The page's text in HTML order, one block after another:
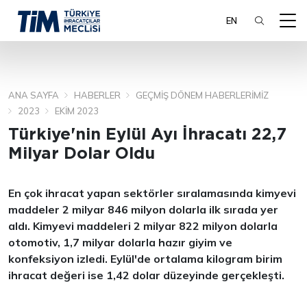
EN
ARA
ANA SAYFA HABERLER
GEÇMIŞ DÖNEM HABERLERIMIZ
2023
EKIM 2023
Türkiye'nin Eylül Ayı İhracatı 22,7
Milyar Dolar Oldu
En çok ihracat yapan sektörler sıralamasında kimyevi
maddeler 2 milyar 846 milyon dolarla ilk sırada yer
aldı. Kimyevi maddeleri 2 milyar 822 milyon dolarla
otomotiv, 1,7 milyar dolarla hazır giyim ve
konfeksiyon izledi. Eylül'de ortalama kilogram birim
ihracat değeri ise 1,42 dolar düzeyinde gerçekleşti.